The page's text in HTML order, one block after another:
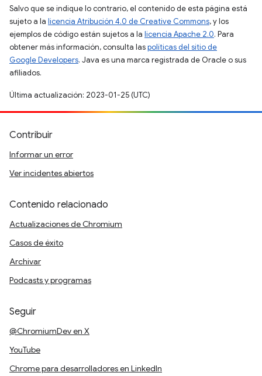
Salvo que se indique lo contrario, el contenido de esta página está
sujeto a la licencia Atribución 4.0 de Creative Commons, y los
ejemplos de código están sujetos a la licencia Apache 2.0. Para
obtener más información, consulta laspolíticas del sitio de
Google Developers. Java es una marca registrada de Oracle o sus
afiliados.
Última actualización: 2023-01-25 (UTC)
Contribuir
Informar un error
Ver incidentes abiertos
Contenido relacionado
Actualizaciones de Chromium
Casos de éxito
Archivar
Podcasts y programas
Seguir
@ChromiumDev en X
YouTube
Chrome para desarrolladores en LinkedIn